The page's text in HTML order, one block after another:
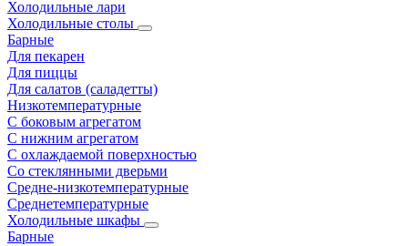
Холодильные лари
Холодильные столы
Барные
Для пекарен
Для пиццы
Для салатов (саладетты)
Низкотемпературные
С боковым агрегатом
С нижним агрегатом
С охлаждаемой поверхностью
Со стеклянными дверьми
Средне-низкотемпературные
Среднетемпературные
Холодильные шкафы
Барные